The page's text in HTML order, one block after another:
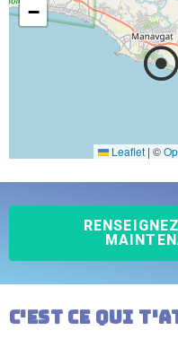
−
Leaflet | ©
C'est ce qui